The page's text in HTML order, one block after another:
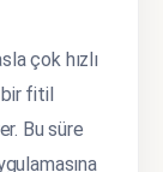
çok hızlı
bir fitil
Bu süre